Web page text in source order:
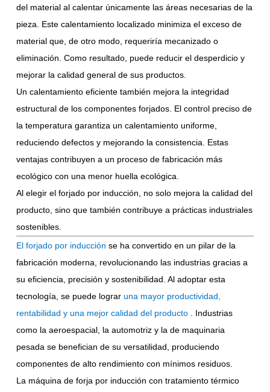
del material al calentar únicamente las áreas necesarias de la
pieza. Este calentamiento localizado minimiza el exceso de
material que, de otro modo, requeriría mecanizado o
eliminación. Como resultado, puede reducir el desperdicio y
mejorar la calidad general de sus productos.
Un calentamiento eficiente también mejora la integridad
estructural de los componentes forjados. El control preciso de
la temperatura garantiza un calentamiento uniforme,
reduciendo defectos y mejorando la consistencia. Estas
ventajas contribuyen a un proceso de fabricación más
ecológico con una menor huella ecológica.
Al elegir el forjado por inducción, no solo mejora la calidad del
producto, sino que también contribuye a prácticas industriales
sostenibles.
El forjado por inducción se ha convertido en un pilar de la
fabricación moderna, revolucionando las industrias gracias a
su eficiencia, precisión y sostenibilidad. Al adoptar esta
tecnología, se puede lograr una mayor productividad,
rentabilidad y una mejor calidad del producto
. Industrias
como la aeroespacial, la automotriz y la de maquinaria
pesada se benefician de su versatilidad, produciendo
componentes de alto rendimiento con mínimos residuos.
La máquina de forja por inducción con tratamiento térmico